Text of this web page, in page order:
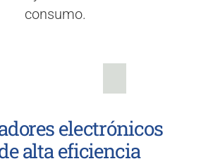
consumo.
electrónicos
alta eficiencia